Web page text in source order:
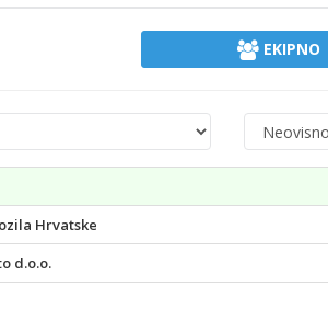
EKIPNO
Spol
Hrvatske
d.o.o.